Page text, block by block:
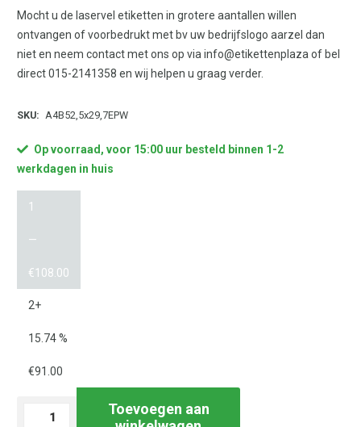
Mocht u de laservel etiketten in grotere aantallen willen
ontvangen of voorbedrukt met bv uw bedrijfslogo aarzel dan
niet en neem contact met ons op via info@etikettenplaza of bel
direct 015-2141358 en wij helpen u graag verder.
SKU: A4B52,5x29,7EPW
Op voorraad, voor 15:00 uur besteld binnen 1-2
werkdagen in huis
1
—
€108.00
2+
15.74 %
€91.00
Laservel
Toevoegen aan